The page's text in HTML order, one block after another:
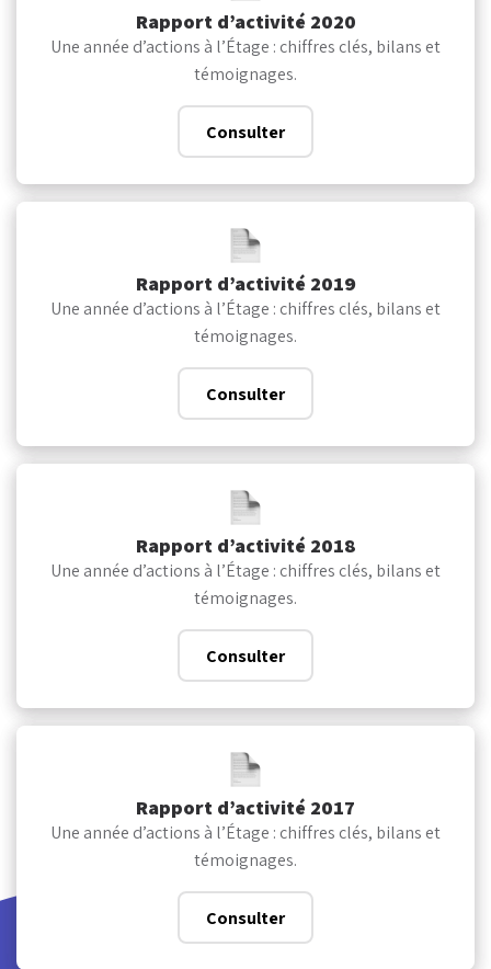
Rapport d’activité 2020
Une année d’actions à l’Étage : chiffres clés, bilans et
témoignages.
Consulter
Rapport d’activité 2019
Une année d’actions à l’Étage : chiffres clés, bilans et
témoignages.
Consulter
Rapport d’activité 2018
Une année d’actions à l’Étage : chiffres clés, bilans et
témoignages.
Consulter
Rapport d’activité 2017
Une année d’actions à l’Étage : chiffres clés, bilans et
témoignages.
Consulter